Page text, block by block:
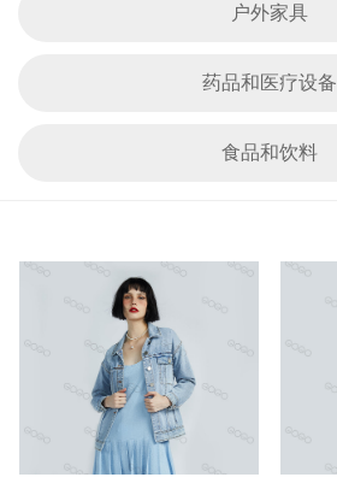
户外家具
药品和医疗设备
食品和饮料